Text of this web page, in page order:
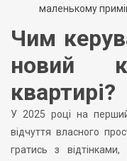
маленькому
Чим
новий
квартирі?
У 2025 році на
відчуття власного
гратись з